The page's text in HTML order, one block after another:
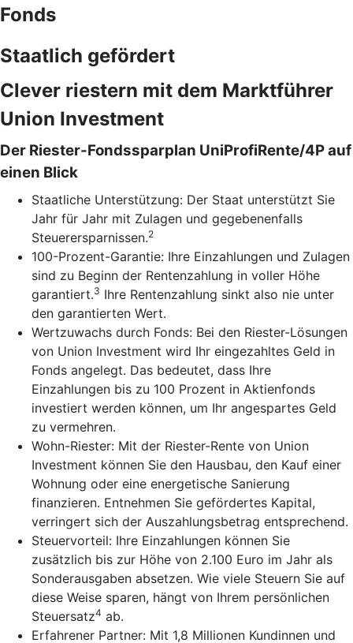
Fonds
Staatlich gefördert
Clever riestern mit dem Marktführer
Union Investment
Der Riester-Fondssparplan UniProfiRente/4P auf
einen Blick
Staatliche Unterstützung: Der Staat unterstützt Sie
Jahr für Jahr mit Zulagen und gegebenenfalls
Steuerersparnissen.2
100-Prozent-Garantie: Ihre Einzahlungen und Zulagen
sind zu Beginn der Rentenzahlung in voller Höhe
garantiert.3 Ihre Rentenzahlung sinkt also nie unter
den garantierten Wert.
Wertzuwachs durch Fonds: Bei den Riester-Lösungen
von Union Investment wird Ihr eingezahltes Geld in
Fonds angelegt. Das bedeutet, dass Ihre
Einzahlungen bis zu 100 Prozent in Aktienfonds
investiert werden können, um Ihr angespartes Geld
zu vermehren.
Wohn-Riester: Mit der Riester-Rente von Union
Investment können Sie den Hausbau, den Kauf einer
Wohnung oder eine energetische Sanierung
finanzieren. Entnehmen Sie gefördertes Kapital,
verringert sich der Auszahlungsbetrag entsprechend.
Steuervorteil: Ihre Einzahlungen können Sie
zusätzlich bis zur Höhe von 2.100 Euro im Jahr als
Sonderausgaben absetzen. Wie viele Steuern Sie auf
diese Weise sparen, hängt von Ihrem persönlichen
Steuersatz4 ab.
Erfahrener Partner: Mit 1,8 Millionen Kundinnen und